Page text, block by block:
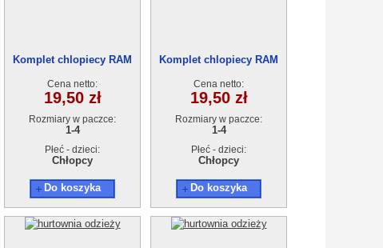
Komplet chlopiecy RAM
Cena netto:
19,50 zł
Rozmiary w paczce:
1-4
Płeć - dzieci:
Chłopcy
Do koszyka
Komplet chlopiecy RAM
Cena netto:
19,50 zł
Rozmiary w paczce:
1-4
Płeć - dzieci:
Chłopcy
Do koszyka